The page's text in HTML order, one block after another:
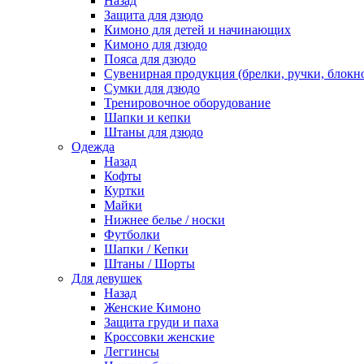
Защита для дзюдо
Кимоно для детей и начинающих
Кимоно для дзюдо
Пояса для дзюдо
Сувенирная продукция (брелки, ручки,
Сумки для дзюдо
Тренировочное оборудование
Шапки и кепки
Штаны для дзюдо
Одежда
Назад
Кофты
Куртки
Майки
Нижнее белье / носки
Футболки
Шапки / Кепки
Штаны / Шорты
Для девушек
Назад
Женские Кимоно
Защита груди и паха
Кроссовки женские
Леггинсы